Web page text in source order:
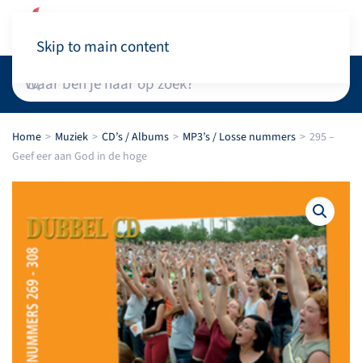
Skip to main content
Home Muziek CD’s / Albums MP3’s / Losse nummers
295 –
Geef eer aan God in de hoge